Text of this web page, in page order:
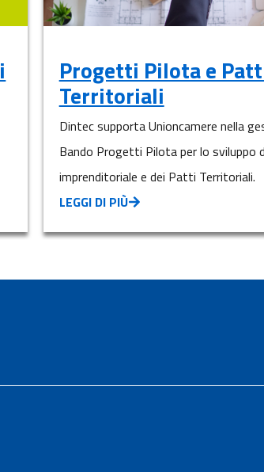
Progetti Pilota e
Territoriali
Dintec supporta Unioncamere nella
Bando Progetti Pilota per lo sviluppo
imprenditoriale e dei Patti Territoriali.
LEGGI DI PIÙ